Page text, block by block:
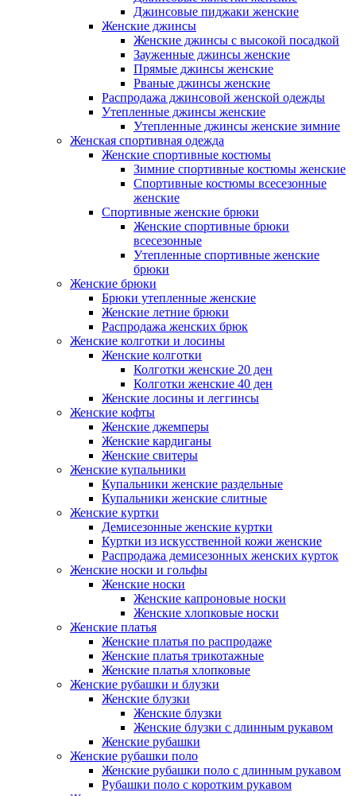
Джинсовые пиджаки женские
Женские джинсы
Женские джинсы с высокой посадкой
Зауженные джинсы женские
Прямые джинсы женские
Рваные джинсы женские
Распродажа джинсовой женской одежды
Утепленные джинсы женские
Утепленные джинсы женские зимние
Женская спортивная одежда
Женские спортивные костюмы
Зимние спортивные костюмы женские
Спортивные костюмы всесезонные
женские
Спортивные женские брюки
Женские спортивные брюки
всесезонные
Утепленные спортивные женские
брюки
Женские брюки
Брюки утепленные женские
Женские летние брюки
Распродажа женских брюк
Женские колготки и лосины
Женские колготки
Колготки женские 20 ден
Колготки женские 40 ден
Женские лосины и леггинсы
Женские кофты
Женские джемперы
Женские кардиганы
Женские свитеры
Женские купальники
Купальники женские раздельные
Купальники женские слитные
Женские куртки
Демисезонные женские куртки
Куртки из искусственной кожи женские
Распродажа демисезонных женских курток
Женские носки и гольфы
Женские носки
Женские капроновые носки
Женские хлопковые носки
Женские платья
Женские платья по распродаже
Женские платья трикотажные
Женские платья хлопковые
Женские рубашки и блузки
Женские блузки
Женские блузки
Женские блузки с длинным рукавом
Женские рубашки
Женские рубашки поло
Женские рубашки поло с длинным рукавом
Рубашки поло с коротким рукавом